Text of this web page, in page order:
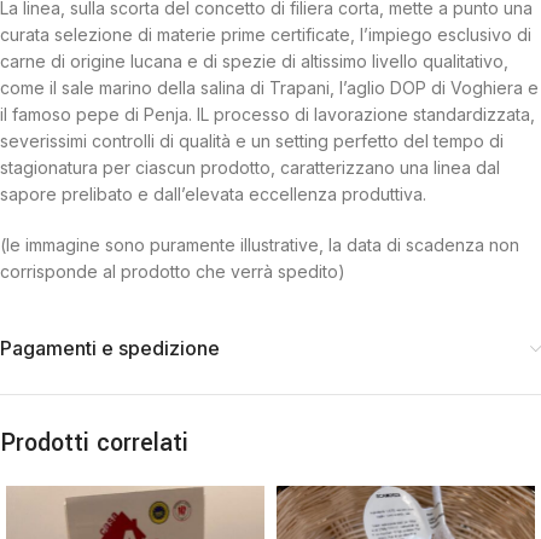
La linea, sulla scorta del concetto di filiera corta, mette a punto una
curata selezione di materie prime certificate, l’impiego esclusivo di
carne di origine lucana e di spezie di altissimo livello qualitativo,
come il sale marino della salina di Trapani, l’aglio DOP di Voghiera e
il famoso pepe di Penja. IL processo di lavorazione standardizzata,
severissimi controlli di qualità e un setting perfetto del tempo di
stagionatura per ciascun prodotto, caratterizzano una linea dal
sapore prelibato e dall’elevata eccellenza produttiva.
(le immagine sono puramente illustrative, la data di scadenza non
corrisponde al prodotto che verrà spedito)
Pagamenti e spedizione
Prodotti correlati